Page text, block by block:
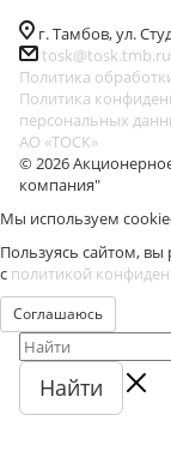
г. Тамбов, ул.
tosk@tosk.tmb.ru
Политика
Политика
персональных
АО «ТОСК»
© 2026
компания"
Мы используем
Пользуясь сайтом, вы
с политикой
Соглашаюсь
Найти